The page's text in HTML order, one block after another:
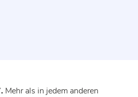
Mehr als in jedem anderen